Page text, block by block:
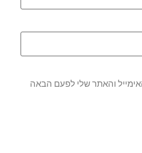
והאתר שלי לפעם הבאה